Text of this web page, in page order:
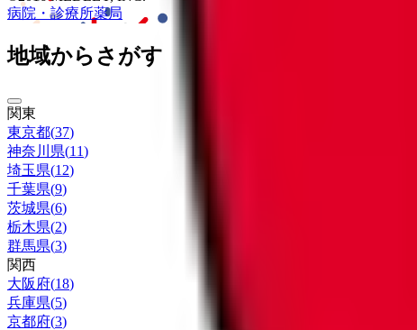
病院・診療所薬局
地域からさがす
関東
東京都(37)
神奈川県(11)
埼玉県(12)
千葉県(9)
茨城県(6)
栃木県(2)
群馬県(3)
関西
大阪府(18)
兵庫県(5)
京都府(3)